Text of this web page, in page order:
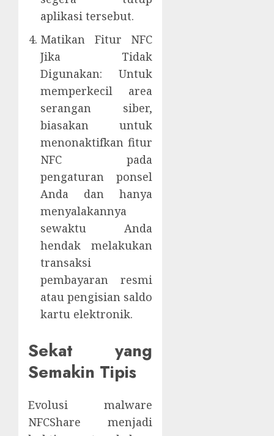
aplikasi tersebut.
Matikan Fitur NFC
Jika Tidak
Digunakan: Untuk
memperkecil area
serangan siber,
biasakan untuk
menonaktifkan fitur
NFC pada
pengaturan ponsel
Anda dan hanya
menyalakannya
sewaktu Anda
hendak melakukan
transaksi
pembayaran resmi
atau pengisian saldo
kartu elektronik.
Sekat yang
Semakin Tipis
Evolusi malware
NFCShare menjadi